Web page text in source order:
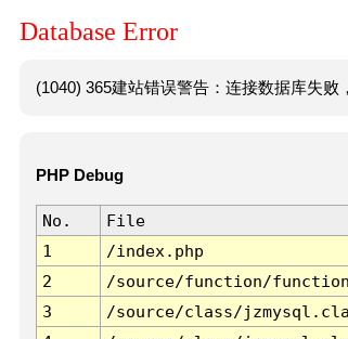
Database Error
(1040) 365建站错误警告：连接数据库失败
PHP Debug
No. File
1
/index.php
2
/source/function/
3
/source/class/